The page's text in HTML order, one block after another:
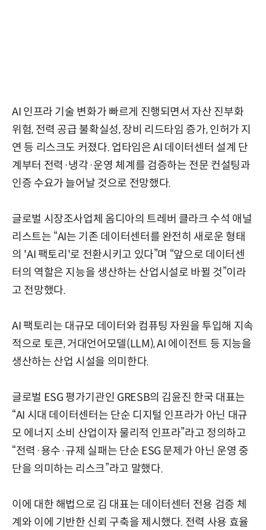
AI 인프라 기술 변화가 빠르게 진행되면서 자산 진부화
위험, 전력 공급 불확실성, 장비 리드타임 증가, 인허가 지
연 등 리스크도 커졌다. 업타임은 AI 데이터센터 설계 단
계부터 전력·냉각·운영 체계를 검증하는 전문 컨설팅과
인증 수요가 늘어날 것으로 전망했다.
글로벌 시장조사업체 옴디아의 트레버 클라크 수석 애널
리스트는 “AI는 기존 데이터센터를 완전히 새로운 형태
의 'AI 팩토리'로 전환시키고 있다”며 “앞으로 데이터센
터의 역할은 지능을 생산하는 산업시설로 바뀔 것”이라
고 전망했다.
AI 팩토리는 대규모 데이터와 컴퓨팅 자원을 투입해 지속
적으로 토큰, 거대언어모델(LLM), AI 에이전트 등 지능을
생산하는 산업 시설을 의미한다.
글로벌 ESG 평가기관인 GRESB의 김윤진 한국 대표는
“AI 시대 데이터센터는 단순 디지털 인프라가 아닌 대규
모 에너지 소비 산업이자 물리적 인프라”라고 정의하고
“전력·용수·규제 실패는 단순 ESG 문제가 아닌 운영 중
단을 의미하는 리스크”라고 말했다.
이에 대한 해법으로 김 대표는 데이터센터 전용 검증 체
계와 이에 기반한 신뢰 구축을 제시했다. 전력 사용 효율